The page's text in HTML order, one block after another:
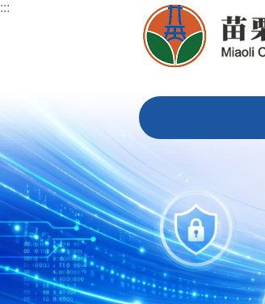
跳到主要內容區塊
:::